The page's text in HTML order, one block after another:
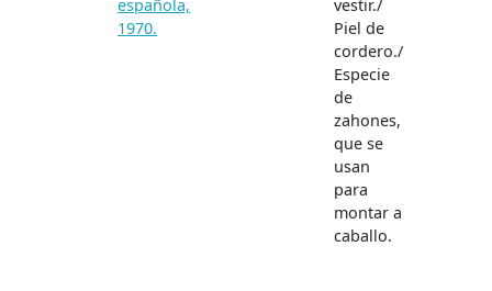
española,
1970.
vestir./
Piel de
cordero./
Especie
de
zahones,
que se
usan
para
montar a
caballo.